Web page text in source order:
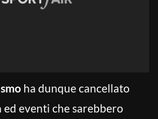
ha dunque cancellato
eventi che sarebbero